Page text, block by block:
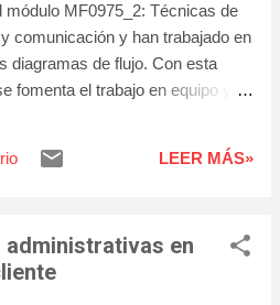
módulo MF0975_2: Técnicas de
comunicación y han trabajado en
diagramas de flujo. Con esta
fomenta el trabajo en equipo y
LEER MÁS»
en